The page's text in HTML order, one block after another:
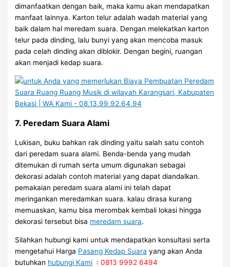
dimanfaatkan dengan baik, maka kamu akan mendapatkan
manfaat lainnya. Karton telur adalah wadah material yang
baik dalam hal meredam suara. Dengan melekatkan karton
telur pada dinding, lalu bunyi yang akan mencoba masuk
pada celah dinding akan diblokir. Dengan begini, ruangan
akan menjadi kedap suara.
7. Peredam Suara Alami
Lukisan, buku bahkan rak dinding yaitu salah satu contoh
dari peredam suara alami. Benda-benda yang mudah
ditemukan di rumah serta umum digunakan sebagai
dekorasi adalah contoh material yang dapat diandalkan.
pemakaian peredam suara alami ini telah dapat
meringankan meredamkan suara. kalau dirasa kurang
memuaskan, kamu bisa merombak kembali lokasi hingga
dekorasi tersebut bisa meredam suara.
Silahkan hubungi kami untuk mendapatkan konsultasi serta
mengetahui Harga Pasang Kedap Suara yang akan Anda
butuhkan hubungi Kami :0813 9992 6494